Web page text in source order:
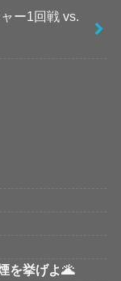
ー1回戦 vs.
を挙げよ🌋